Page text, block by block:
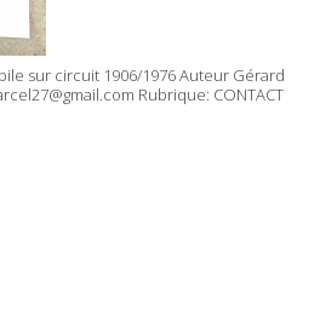
sur circuit 1906/1976 Auteur Gérard
Rubrique: CONTACT